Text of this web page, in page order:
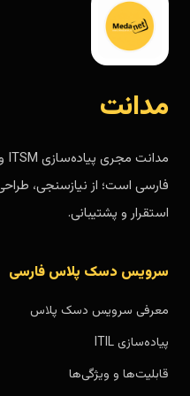
مدانت
فارسی است؛ از نیازسنجی،
استقرار و پشتیبانی.
سرویس دسک پلاس فارسی
معرفی سرویس دسک پلاس
پیاده‌سازی ITIL
قابلیت‌ها و ویژگی‌ها